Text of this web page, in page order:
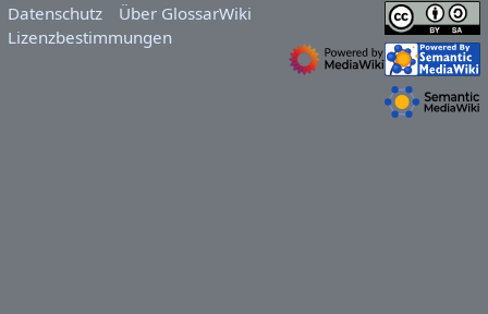
Datenschutz
Über GlossarWiki
Lizenzbestimmungen